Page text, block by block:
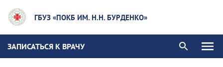
ГБУЗ «ПОКБ ИМ. Н.Н. БУРДЕНКО»
ЗАПИСАТЬСЯ К ВРАЧУ